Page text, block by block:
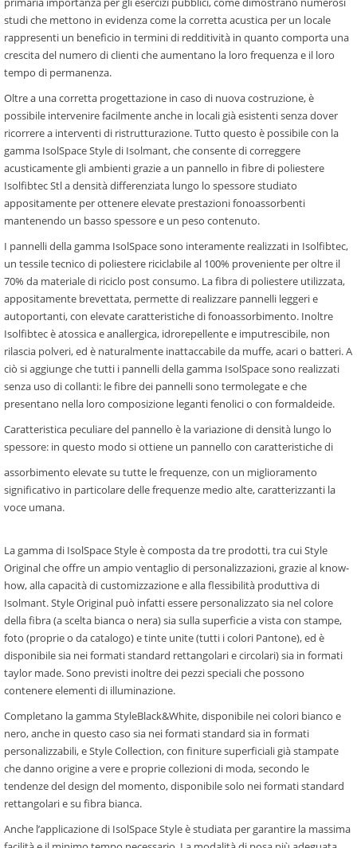
studi che mettono in evidenza come la corretta acustica per un locale
rappresenti un beneficio in termini di redditività in quanto comporta una
crescita del numero di clienti che aumentano la loro frequenza e il loro
tempo di permanenza.
Oltre a una corretta progettazione in caso di nuova costruzione, è
possibile intervenire facilmente anche in locali già esistenti senza dover
ricorrere a interventi di ristrutturazione. Tutto questo è possibile con la
gamma IsolSpace Style di Isolmant, che consente di correggere
acusticamente gli ambienti grazie a un pannello in fibre di poliestere
Isolfibtec Stl a densità differenziata lungo lo spessore studiato
appositamente per ottenere elevate prestazioni fonoassorbenti
mantenendo un basso spessore e un peso contenuto.
I pannelli della gamma IsolSpace sono interamente realizzati in Isolfibtec,
un tessile tecnico di poliestere riciclabile al 100% proveniente per oltre il
70% da materiale di riciclo post consumo. La fibra di poliestere utilizzata,
appositamente brevettata, permette di realizzare pannelli leggeri e
autoportanti, con elevate caratteristiche di fonoassorbimento. Inoltre
Isolfibtec è atossica e anallergica, idrorepellente e imputrescibile, non
rilascia polveri, ed è naturalmente inattaccabile da muffe, acari o batteri. A
ciò si aggiunge che tutti i pannelli della gamma IsolSpace sono realizzati
senza uso di collanti: le fibre dei pannelli sono termolegate e che
presentano nella loro composizione leganti fenolici o con formaldeide.
Caratteristica peculiare del pannello è la variazione di densità lungo lo
spessore: in questo modo si ottiene un pannello con caratteristiche di
assorbimento elevate su tutte le frequenze, con un miglioramento
significativo in particolare delle frequenze medio alte, caratterizzanti la
voce umana.
La gamma di IsolSpace Style è composta da tre prodotti, tra cui Style
Original che offre un ampio ventaglio di personalizzazioni, grazie al know-
how, alla capacità di customizzazione e alla flessibilità produttiva di
Isolmant. Style Original può infatti essere personalizzato sia nel colore
della fibra (a scelta bianca o nera) sia sulla superficie a vista con stampe,
foto (proprie o da catalogo) e tinte unite (tutti i colori Pantone), ed è
disponibile sia nei formati standard rettangolari e circolari) sia in formati
taylor made. Sono previsti inoltre dei pezzi speciali che possono
contenere elementi di illuminazione.
Completano la gamma StyleBlack&White, disponibile nei colori bianco e
nero, anche in questo caso sia nei formati standard sia in formati
personalizzabili, e Style Collection, con finiture superficiali già stampate
che danno origine a vere e proprie collezioni di moda, secondo le
tendenze del design del momento, disponibile solo nei formati standard
rettangolari e su fibra bianca.
Anche l’applicazione di IsolSpace Style è studiata per garantire la massima